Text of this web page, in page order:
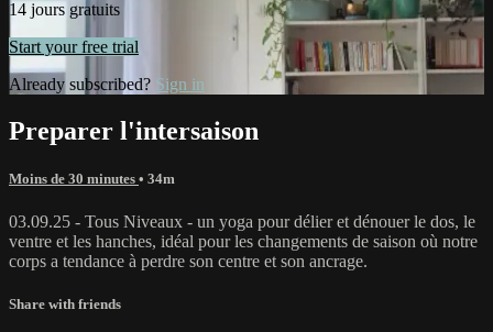
14 jours gratuits
Start your free trial
Already subscribed? Sign in
Preparer l'intersaison
Moins de 30 minutes • 34m
03.09.25 - Tous Niveaux - un yoga pour délier et dénouer le dos, le
ventre et les hanches, idéal pour les changements de saison où notre
corps a tendance à perdre son centre et son ancrage.
Share with friends